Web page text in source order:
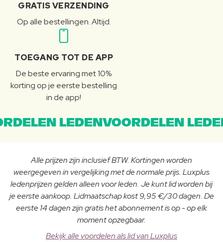
GRATIS VERZENDING
Op alle bestellingen. Altijd.
TOEGANG TOT DE APP
De beste ervaring met 10%
korting op je eerste bestelling
in de app!
LEDENVOORDELEN
Alle prijzen zijn inclusief BTW. Kortingen worden
weergegeven in vergelijking met de normale prijs. Luxplus
ledenprijzen gelden alleen voor leden. Je kunt lid worden bij
je eerste aankoop. Lidmaatschap kost 9,95 €/30 dagen. De
eerste 14 dagen zijn gratis het abonnement is op - op elk
moment opzegbaar.
Bekijk alle voordelen als lid van Luxplus